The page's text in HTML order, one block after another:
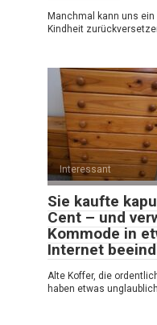
Manchmal kann uns
Kindheit
Interessant
Sie kaufte
Cent – und
Kommode in
Internet
Alte Koffer, die
haben etwas